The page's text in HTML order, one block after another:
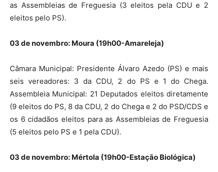
as Assembleias de Freguesia (3 eleitos pela CDU e 2
eleitos pelo PS).
03 de novembro: Moura (19h00-Amareleja)
Câmara Municipal: Presidente Álvaro Azedo (PS) e mais
seis vereadores: 3 da CDU, 2 do PS e 1 do Chega.
Assembleia Municipal: 21 Deputados eleitos diretamente
(9 eleitos do PS, 8 da CDU, 2 do Chega e 2 do PSD/CDS e
os 6 cidadãos eleitos para as Assembleias de Freguesia
(5 eleitos pelo PS e 1 pela CDU).
03 de novembro: Mértola (19h00-Estação Biológica)